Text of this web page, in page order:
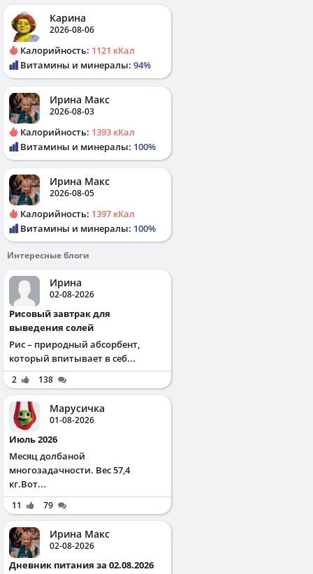
Карина
2026-08-06
Калорийность: 1121 кКал
Витамины и минералы: 94%
Ирина Макс
2026-08-03
Калорийность: 1393 кКал
Витамины и минералы: 100%
Ирина Макс
2026-08-05
Калорийность: 1397 кКал
Витамины и минералы: 100%
Интересные блоги
Ирина
02-08-2026
Рисовый завтрак для
выведения солей
Рис – природный абсорбент,
который впитывает в себ...
2 138
Марусичка
01-08-2026
Июль 2026
Месяц долбаной
многозадачности. Вес 57,4
кг.Вот...
11 79
Ирина Макс
02-08-2026
Дневник питания за 02.08.2026